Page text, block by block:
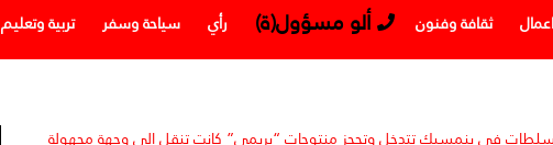
ثقافة وفنون ألو مسؤول(ة) رأي سياحة وسفر تربية وتعليم
السلطات في بنمسيك تتدخل وتحجز منتوجات “بريمي” كانت تنقل إلى وجهة مجهولة